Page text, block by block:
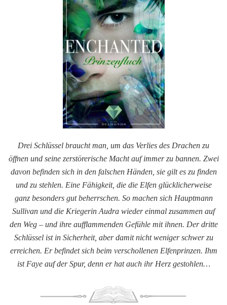
Drei Schlüssel braucht man, um das Verlies des Drachen zu
öffnen und seine zerstörerische Macht auf immer zu bannen. Zwei
davon befinden sich in den falschen Händen, sie gilt es zu finden
und zu stehlen. Eine Fähigkeit, die die Elfen glücklicherweise
ganz besonders gut beherrschen. So machen sich Hauptmann
Sullivan und die Kriegerin Audra wieder einmal zusammen auf
den Weg – und ihre aufflammenden Gefühle mit ihnen. Der dritte
Schlüssel ist in Sicherheit, aber damit nicht weniger schwer zu
erreichen. Er befindet sich beim verschollenen Elfenprinzen. Ihm
ist Faye auf der Spur, denn er hat auch ihr Herz gestohlen…